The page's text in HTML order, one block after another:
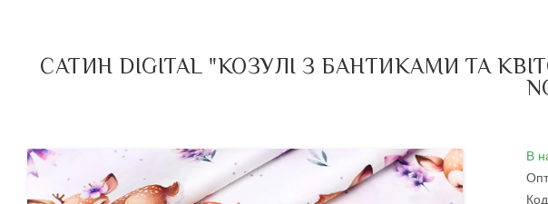
САТИН DIGITAL "КОЗУЛІ З БАНТИКАМИ ТА
В